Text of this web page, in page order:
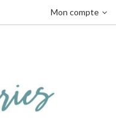
Mon compte